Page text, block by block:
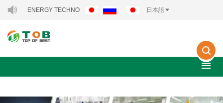
ENERGY TECHNOLOGY CO., LTD.. 日本語